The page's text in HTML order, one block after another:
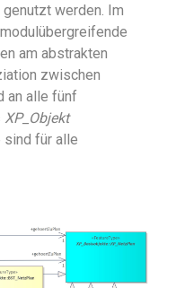
werden. Im
am abstrakten
zwischen
an alle fünf
XP_Objekt
für alle